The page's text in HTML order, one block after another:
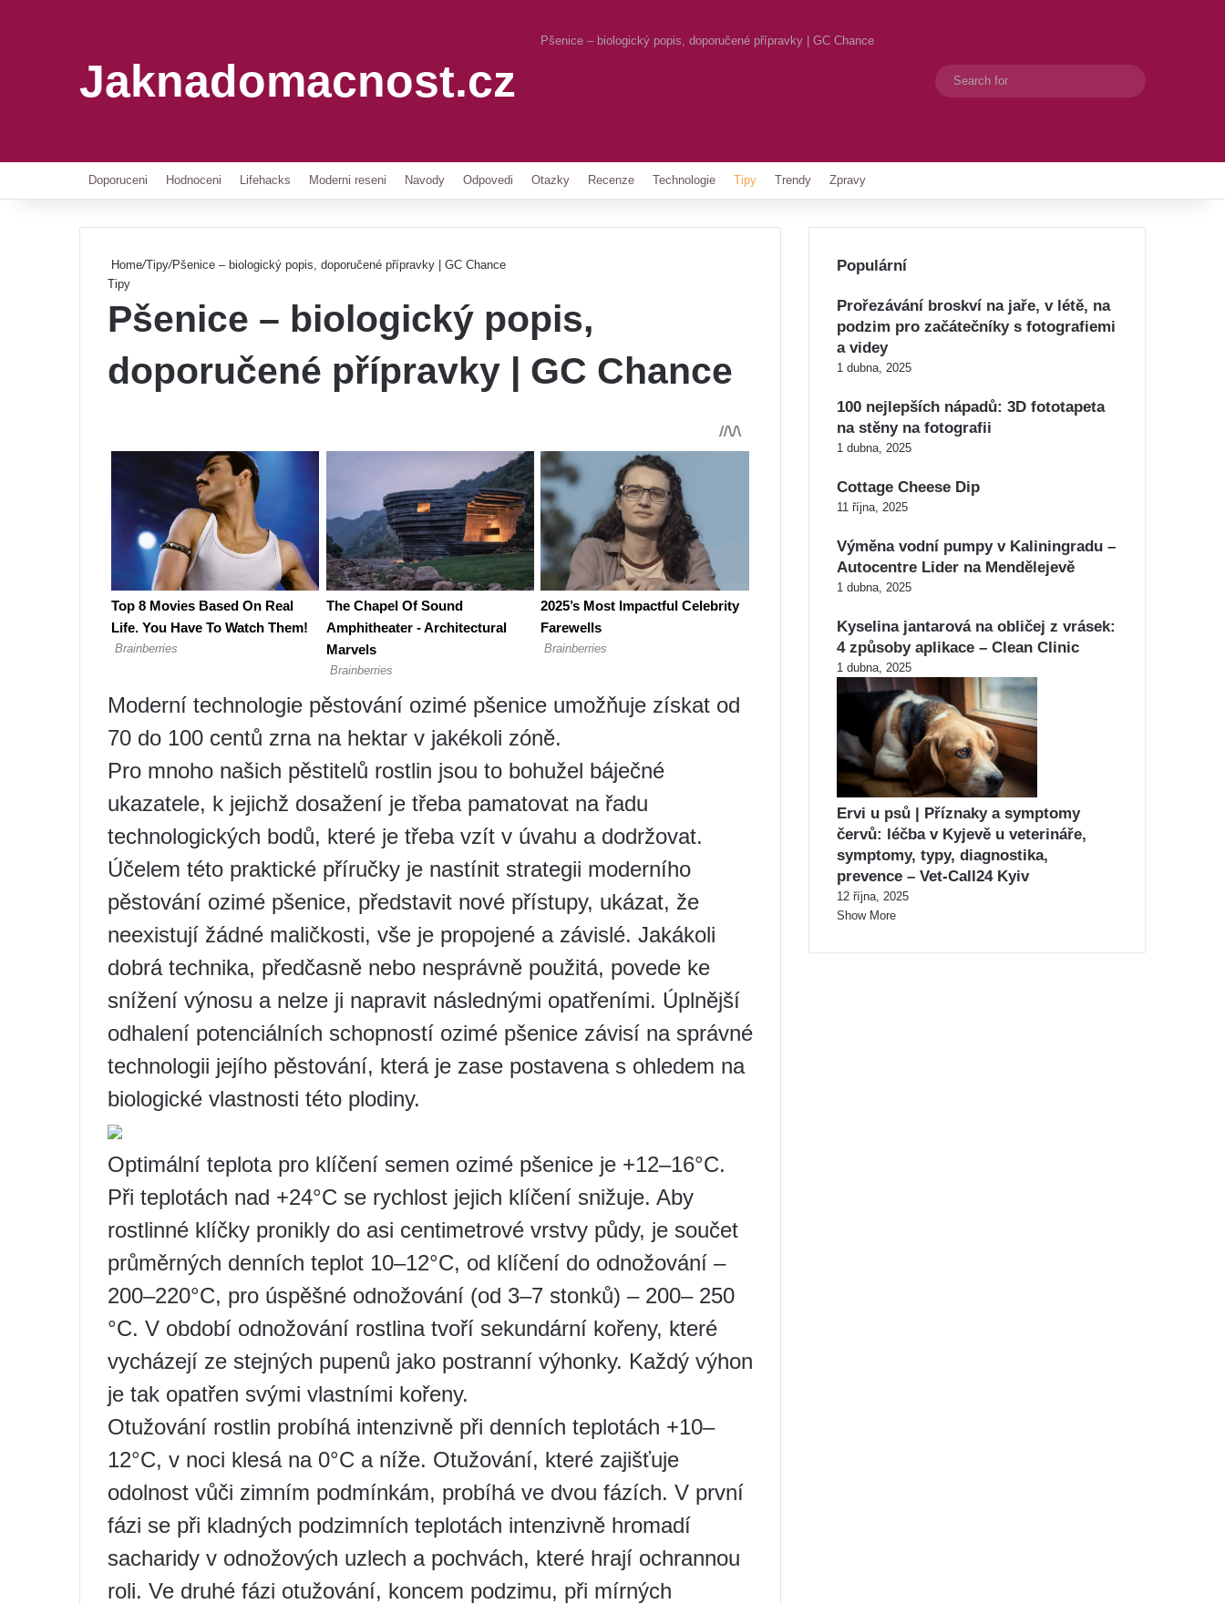
Jaknadomacnost.cz
Pšenice – biologický popis, doporučené přípravky | GC Chance
Switch skin
Doporuceni Hodnoceni Lifehacks Moderni reseni Navody Odpovedi Otazky Recenze Technologie Tipy Trendy Zpravy
Home/Tipy/Pšenice – biologický popis, doporučené přípravky | GC Chance
Tipy
Pšenice – biologický popis,
doporučené přípravky | GC Chance
Moderní technologie pěstování ozimé pšenice umožňuje získat od
70 do 100 centů zrna na hektar v jakékoli zóně.
Pro mnoho našich pěstitelů rostlin jsou to bohužel báječné
ukazatele, k jejichž dosažení je třeba pamatovat na řadu
technologických bodů, které je třeba vzít v úvahu a dodržovat.
Účelem této praktické příručky je nastínit strategii moderního
pěstování ozimé pšenice, představit nové přístupy, ukázat, že
neexistují žádné maličkosti, vše je propojené a závislé. Jakákoli
dobrá technika, předčasně nebo nesprávně použitá, povede ke
snížení výnosu a nelze ji napravit následnými opatřeními. Úplnější
odhalení potenciálních schopností ozimé pšenice závisí na správné
technologii jejího pěstování, která je zase postavena s ohledem na
biologické vlastnosti této plodiny.
Optimální teplota pro klíčení semen ozimé pšenice je +12–16°C.
Při teplotách nad +24°C se rychlost jejich klíčení snižuje. Aby
rostlinné klíčky pronikly do asi centimetrové vrstvy půdy, je součet
průměrných denních teplot 10–12°С, od klíčení do odnožování –
200–220°С, pro úspěšné odnožování (od 3–7 stonků) – 200– 250
°С. V období odnožování rostlina tvoří sekundární kořeny, které
vycházejí ze stejných pupenů jako postranní výhonky. Každý výhon
je tak opatřen svými vlastními kořeny.
Otužování rostlin probíhá intenzivně při denních teplotách +10–
12°C, v noci klesá na 0°C a níže. Otužování, které zajišťuje
odolnost vůči zimním podmínkám, probíhá ve dvou fázích. V první
fázi se při kladných podzimních teplotách intenzivně hromadí
sacharidy v odnožových uzlech a pochvách, které hrají ochrannou
roli. Ve druhé fázi otužování, koncem podzimu, při mírných
Populární
Prořezávání broskví na jaře, v létě, na
podzim pro začátečníky s fotografiemi
a videy
1 dubna, 2025
100 nejlepších nápadů: 3D fototapeta
na stěny na fotografii
1 dubna, 2025
Cottage Cheese Dip
11 října, 2025
Výměna vodní pumpy v Kaliningradu –
Autocentre Lider na Mendělejevě
1 dubna, 2025
Kyselina jantarová na obličej z vrásek:
4 způsoby aplikace – Clean Clinic
1 dubna, 2025
Ervi u psů | Příznaky a symptomy
červů: léčba v Kyjevě u veterináře,
symptomy, typy, diagnostika,
prevence – Vet-Call24 Kyiv
12 října, 2025
Show More